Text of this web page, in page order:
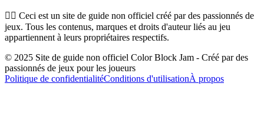
👉🏻 Ceci est un site de guide non officiel créé par des passionnés de
jeux. Tous les contenus, marques et droits d'auteur liés au jeu
appartiennent à leurs propriétaires respectifs.
© 2025 Site de guide non officiel Color Block Jam - Créé par des
passionnés de jeux pour les joueurs
Politique de confidentialitéConditions d'utilisationÀ propos